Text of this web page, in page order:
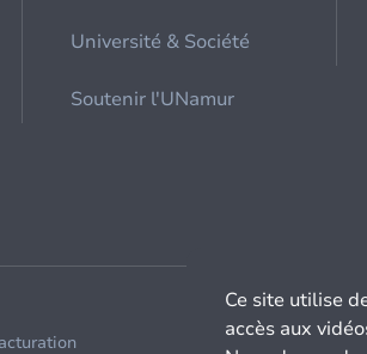
Université & Société
Soutenir l'UNamur
Ce site utilise
accès aux